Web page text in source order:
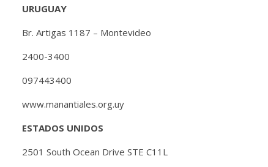
URUGUAY
Br. Artigas 1187 – Montevideo
2400-3400
097443400
www.manantiales.org.uy
ESTADOS UNIDOS
2501 South Ocean Drive STE C11L